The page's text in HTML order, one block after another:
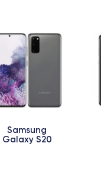
Samsung
Galaxy S20